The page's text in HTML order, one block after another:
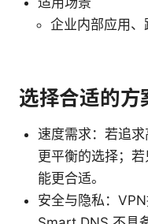
企业内部应用
选择合适的方
速度需求：若追
更平衡的选择；
能更合适。
安全与隐私：